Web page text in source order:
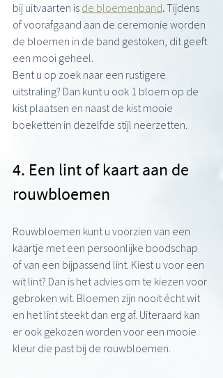
bij uitvaarten is de bloemenband. Tijdens
of voorafgaand aan de ceremonie worden
de bloemen in de band gestoken, dit geeft
een mooi geheel.
Bent u op zoek naar een rustigere
uitstraling? Dan kunt u ook 1 bloem op de
kist plaatsen en naast de kist mooie
boeketten in dezelfde stijl neerzetten.
4. Een lint of kaart aan de
rouwbloemen
Rouwbloemen kunt u voorzien van een
kaartje met een persoonlijke boodschap
of van een bijpassend lint. Kiest u voor een
wit lint? Dan is het advies om te kiezen voor
gebroken wit. Bloemen zijn nooit écht wit
en het lint steekt dan erg af. Uiteraard kan
er ook gekozen worden voor een mooie
kleur die past bij de rouwbloemen.